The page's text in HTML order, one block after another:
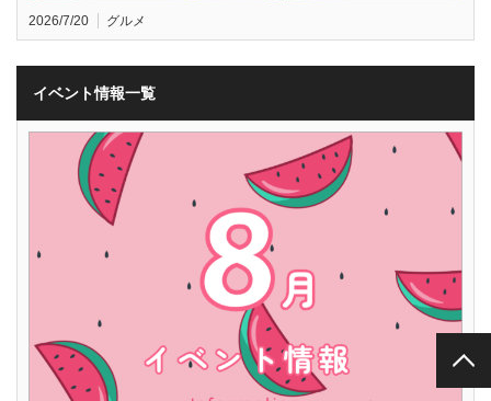
2026/7/20 グルメ
イベント情報一覧
PAGE TOP